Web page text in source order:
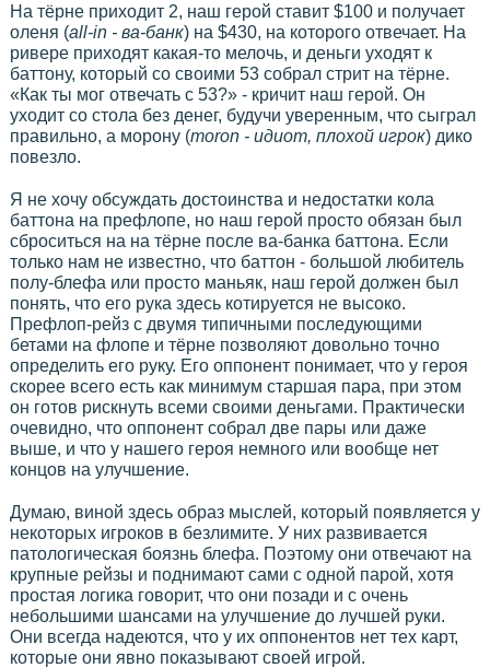
На тёрне приходит 2, наш герой ставит $100 и получает
оленя (all-in - ва-банк) на $430, на которого отвечает. На
ривере приходят какая-то мелочь, и деньги уходят к
баттону, который со своими 53 собрал стрит на тёрне.
«Как ты мог отвечать с 53?» - кричит наш герой. Он
уходит со стола без денег, будучи уверенным, что сыграл
правильно, а морону (moron - идиот, плохой игрок) дико
повезло.
Я не хочу обсуждать достоинства и недостатки кола
баттона на префлопе, но наш герой просто обязан был
сброситься на на тёрне после ва-банка баттона. Если
только нам не известно, что баттон - большой любитель
полу-блефа или просто маньяк, наш герой должен был
понять, что его рука здесь котируется не высоко.
Префлоп-рейз с двумя типичными последующими
бетами на флопе и тёрне позволяют довольно точно
определить его руку. Его оппонент понимает, что у героя
скорее всего есть как минимум старшая пара, при этом
он готов рискнуть всеми своими деньгами. Практически
очевидно, что оппонент собрал две пары или даже
выше, и что у нашего героя немного или вообще нет
концов на улучшение.
Думаю, виной здесь образ мыслей, который появляется у
некоторых игроков в безлимите. У них развивается
патологическая боязнь блефа. Поэтому они отвечают на
крупные рейзы и поднимают сами с одной парой, хотя
простая логика говорит, что они позади и с очень
небольшими шансами на улучшение до лучшей руки.
Они всегда надеются, что у их оппонентов нет тех карт,
которые они явно показывают своей игрой.